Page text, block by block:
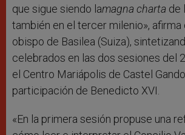
que sigue siendo lamagna charta de
también en el tercer milenio», afirma
obispo de Basilea (Suiza),
celebrados en las dos sesiones del
el Centro Mariápolis de Castel
participación de Benedicto XVI.
«En la primera sesión propuse una